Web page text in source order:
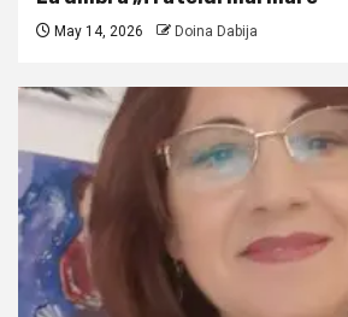
May 14, 2026 Doina Dabija